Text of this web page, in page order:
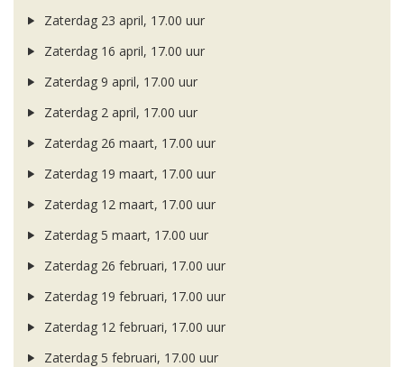
Zaterdag 23 april, 17.00 uur
Zaterdag 16 april, 17.00 uur
Zaterdag 9 april, 17.00 uur
Zaterdag 2 april, 17.00 uur
Zaterdag 26 maart, 17.00 uur
Zaterdag 19 maart, 17.00 uur
Zaterdag 12 maart, 17.00 uur
Zaterdag 5 maart, 17.00 uur
Zaterdag 26 februari, 17.00 uur
Zaterdag 19 februari, 17.00 uur
Zaterdag 12 februari, 17.00 uur
Zaterdag 5 februari, 17.00 uur